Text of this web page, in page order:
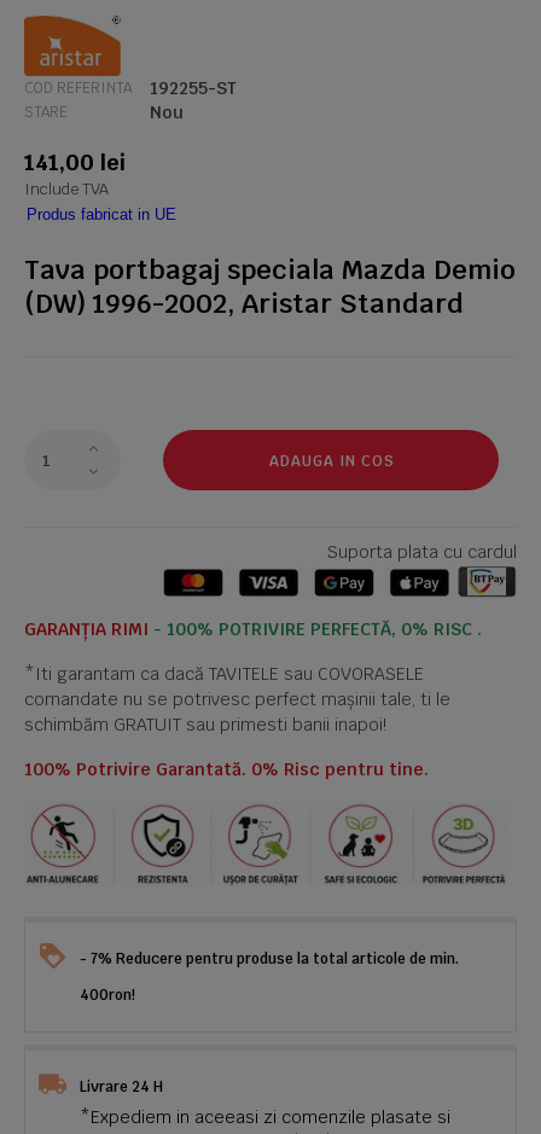
COD REFERINTA 192255-ST
STARE Nou
141,00 lei
Include TVA
Produs fabricat in UE
Tava portbagaj speciala Mazda Demio
(DW) 1996-2002, Aristar Standard
ADAUGA IN COS
Suporta plata cu cardul
GARANȚIA RIMI - 100% POTRIVIRE PERFECTĂ, 0% RISC .
*Iti garantam ca dacă TAVITELE sau COVORASELE
comandate nu se potrivesc perfect mașinii tale, ti le
schimbăm GRATUIT sau primesti banii inapoi!
100% Potrivire Garantată. 0% Risc pentru tine.
- 7% Reducere pentru produse la total articole de min.
400ron!
Livrare 24 H
*Expediem in aceeasi zi comenzile plasate si